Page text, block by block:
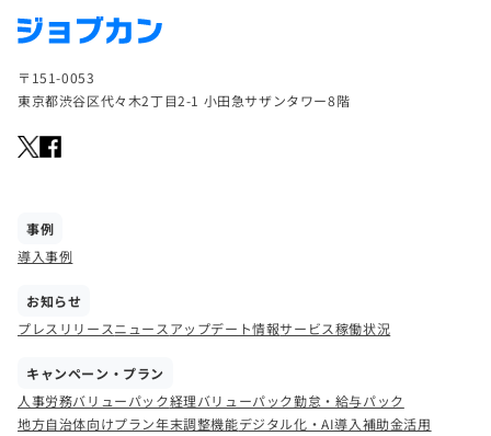
〒151-0053
東京都渋谷区代々木2丁目2-1 小田急サザンタワー8階
事例
導入事例
お知らせ
プレスリリースニュース アップデート情報サービス稼働状況
キャンペーン・プラン
人事労務バリューパック経理バリューパック勤怠・給与パック
地方自治体向けプラン年末調整機能デジタル化・AI導入補助金活用